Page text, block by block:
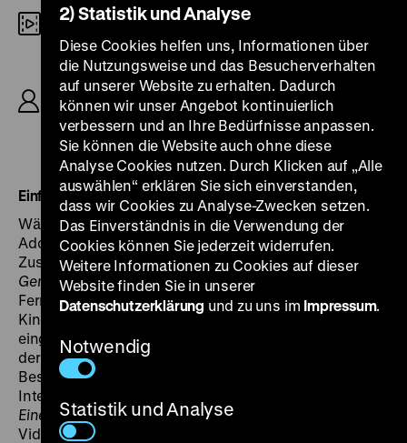
Digital SD
R: Joachim Besser, Peter Schier-Gribowsky, Gösta
von Uexküll, K: Horst Clemens Schröder, Hans
Jacob, P: Norddeutscher Rundfunk, 36 Folgen.
Gezeigt werden Folge 4 (27.4.1961), Folge 17
(13.6.1961) und Folge 24 (11.7.1961), insgesamt 72’
Einführung: Götz Lachwitz
Während der gesamten Dauer des Prozesses gegen
Adolf Eichmann wurde in der ARD aus Israel berichtet.
Zuständig für die Produktion vonEine Epoche vor
Gerichtwar der NDR, der dafür ein eigenes
Fernsehteam nach Jerusalem schickte. Im Keller des
King Hotels wurde ein provisorisches Studio
eingerichtet, in dem Kommentare und Moderationen
der beiden vor Ort arbeitenden Redakteure Joachim
Besser und Peter Schier-Gribowsky produziert und
Interviewgäste empfangen wurden. Im Zentrum von
Eine Epoche vor Gerichtstehen Auszüge der
Videoaufzeichnung aus dem Gerichtssaal. Kurze
2) Statistik und Analyse
Diese Cookies helfen uns, Informationen über
die Nutzungsweise und das Besucherverhalten
auf unserer Website zu erhalten. Dadurch
können wir unser Angebot kontinuierlich
verbessern und an Ihre Bedürfnisse anpassen.
Sie können die Website auch ohne diese
Analyse Cookies nutzen. Durch Klicken auf „Alle
auswählen“ erklären Sie sich einverstanden,
dass wir Cookies zu Analyse-Zwecken setzen.
Das Einverständnis in die Verwendung der
Cookies können Sie jederzeit widerrufen.
Weitere Informationen zu Cookies auf dieser
Website finden Sie in unserer
Datenschutzerklärung und zu uns im Impressum.
Notwendig
Statistik und Analyse